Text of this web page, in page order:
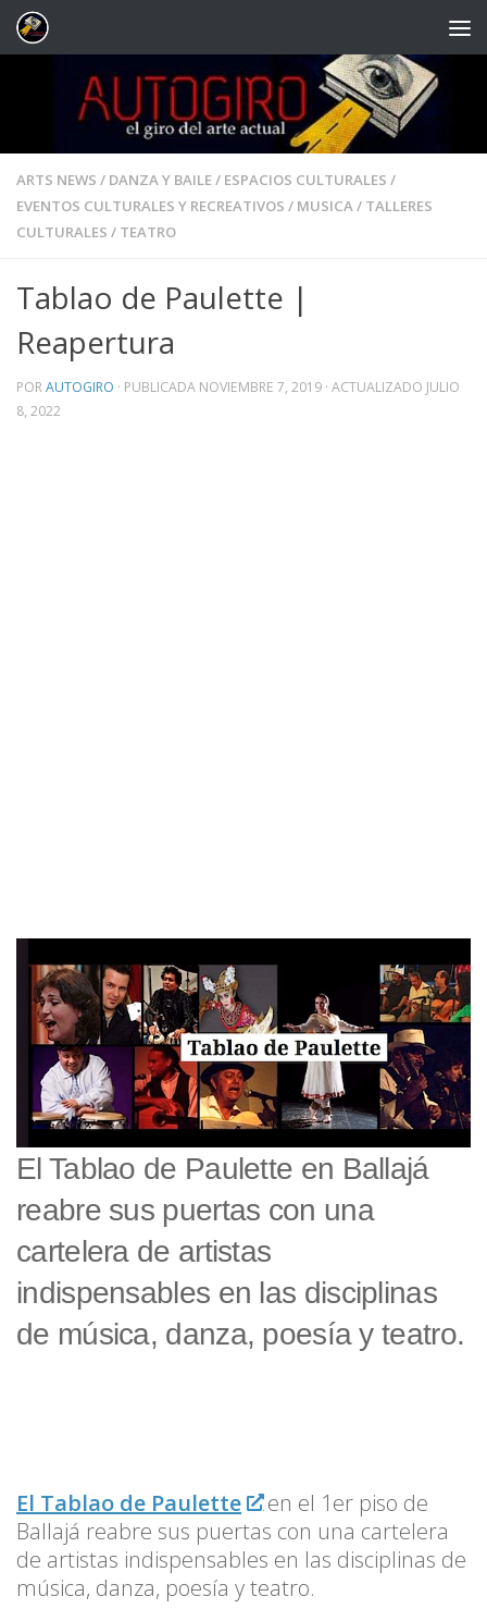
Saltar al contenido
ARTS NEWS / DANZA Y BAILE/ ESPACIOS CULTURALES /
EVENTOS CULTURALES Y RECREATIVOS / MUSICA/ TALLERES
CULTURALES / TEATRO
Tablao de Paulette |
Reapertura
PORAUTOGIRO · PUBLICADA NOVIEMBRE 7, 2019 · ACTUALIZADO JULIO
8, 2022
El Tablao de Paulette en Ballajá
reabre sus puertas con una
cartelera de artistas
indispensables en las disciplinas
de música, danza, poesía y teatro.
El Tablao de Paulette
en el 1er piso de
Ballajá reabre sus puertas con una cartelera
de artistas indispensables en las disciplinas de
música, danza, poesía y teatro.